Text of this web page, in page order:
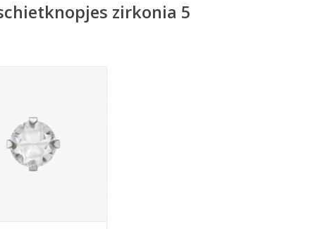
zirkonia 5
AAN WINKELWAGEN